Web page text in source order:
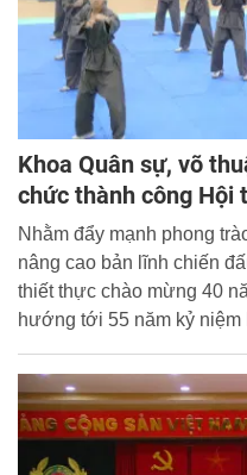
Khoa Quân sự, võ
chức thành công Hội
Nhằm đẩy mạnh phong
nâng cao bản lĩnh chiến
thiết thực chào mừng 40
hướng tới 55 năm kỷ
Khoa Quân sự, võ thuật,
công Hội thi Võ thuật